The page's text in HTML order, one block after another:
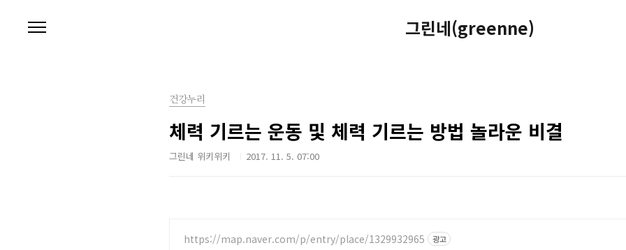
그린네(greenne)
건강누리
체력 기르는 운동 및 체력 기르는 방법 놀라운 비결
그린네 위키위키 2017. 11. 5. 07:00
https://map.naver.com/p/entry/place/1329932965 광고